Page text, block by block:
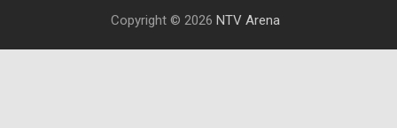
Copyright © 2026 NTV Arena